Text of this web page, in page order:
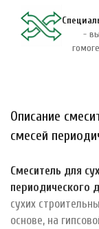
-
Описание
смесей
Смеситель для
периодического
сухих
основе, на